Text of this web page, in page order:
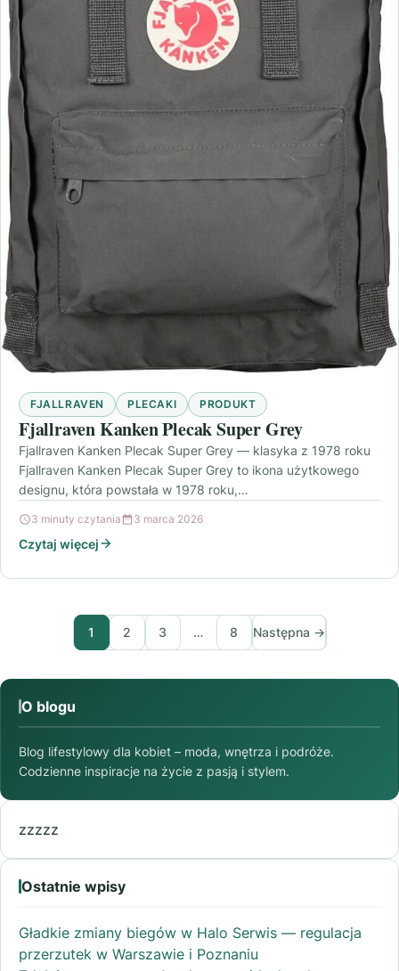
FJALLRAVEN PLECAKI PRODUKT
Fjallraven Kanken Plecak Super Grey
Fjallraven Kanken Plecak Super Grey — klasyka z 1978 roku
Fjallraven Kanken Plecak Super Grey to ikona użytkowego
designu, która powstała w 1978 roku,…
3 minuty czytania 3 marca 2026
Czytaj więcej
1 2 3 … 8 Następna →
O blogu
Blog lifestylowy dla kobiet – moda, wnętrza i podróże.
Codzienne inspiracje na życie z pasją i stylem.
zzzzz
Ostatnie wpisy
Gładkie zmiany biegów w Halo Serwis — regulacja
przerzutek w Warszawie i Poznaniu